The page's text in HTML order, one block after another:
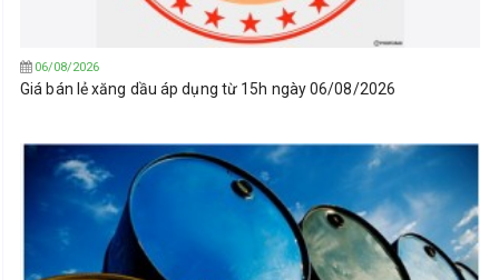
06/08/2026
Giá bán lẻ xăng dầu áp dụng từ 15h ngày 06/08/2026